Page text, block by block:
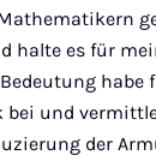
halte es für
bei und
der